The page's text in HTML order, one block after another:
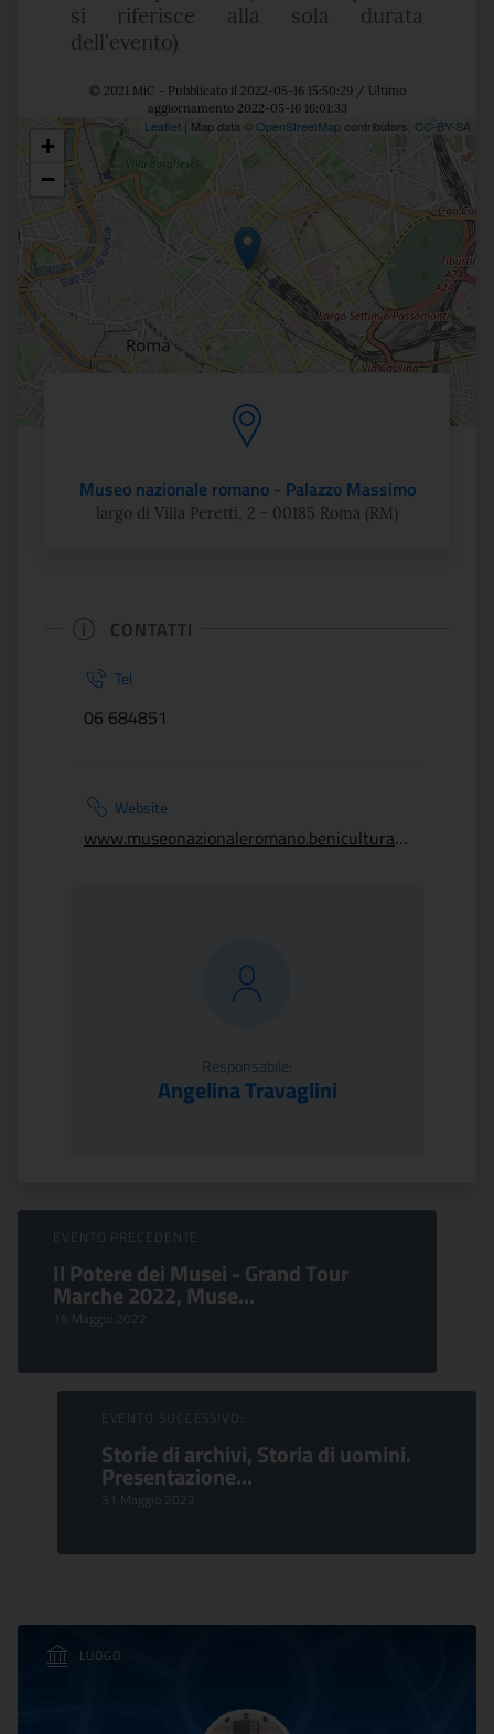
si riferisce alla sola durata
dell'evento)
© 2021 MiC - Pubblicato il 2022-05-16 15:50:29 / Ultimo
aggiornamento 2022-05-16 16:01:33
Posizione
+
−
Leaflet | Map data © OpenStreetMapcontributors, CC-BY-SA
Museo nazionale romano - Palazzo Massimo
largo di Villa Peretti, 2 - 00185 Roma (RM)
CONTATTI
Tel
06 684851
Website
www.museonazionaleromano.beniculturali.it
Responsabile:
Angelina Travaglini
Sfoglia Eventi
EVENTO PRECEDENTE:
Il Potere dei Musei - Grand Tour
Marche 2022, Muse...
16 Maggio 2022
EVENTO SUCCESSIVO:
Storie di archivi, Storia di uomini.
Presentazione...
31 Maggio 2022
LUOGO